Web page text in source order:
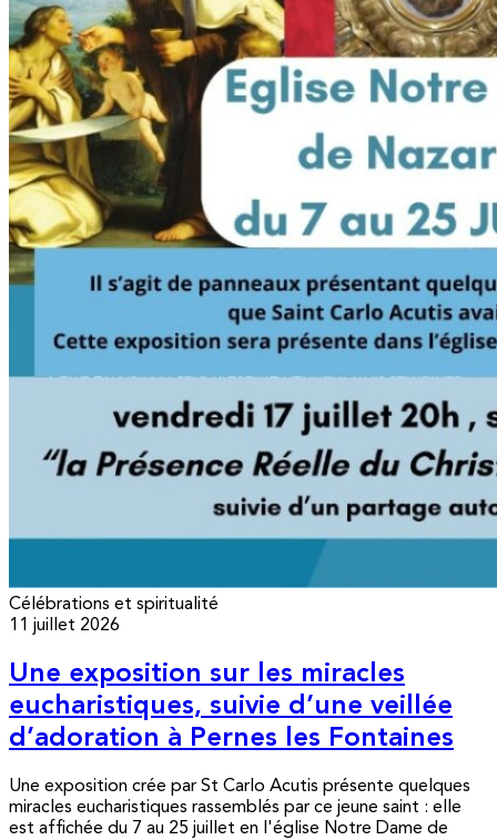
Célébrations et spiritualité
11 juillet 2026
Une exposition sur les miracles
eucharistiques, suivie d’une veillée
d’adoration à Pernes les Fontaines
Une exposition crée par St Carlo Acutis présente quelques
miracles eucharistiques rassemblés par ce jeune saint : elle
est affichée du 7 au 25 juillet en l'église Notre Dame de